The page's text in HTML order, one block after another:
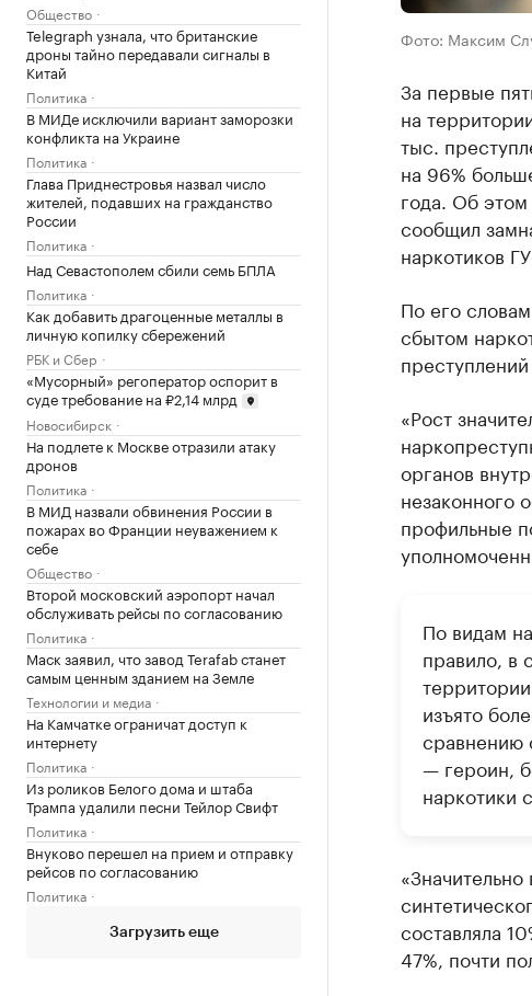
Общество
Telegraph узнала, что британские
дроны тайно передавали сигналы в
Китай
Политика
В МИДе исключили вариант заморозки
конфликта на Украине
Политика
Глава Приднестровья назвал число
жителей, подавших на гражданство
России
Политика
Над Севастополем сбили семь БПЛА
Политика
Как добавить драгоценные металлы в
личную копилку сбережений
РБК и Сбер
«Мусорный» регоператор оспорит в
суде требование на ₽2,14 млрд
Новосибирск
На подлете к Москве отразили атаку
дронов
Политика
В МИД назвали обвинения России в
пожарах во Франции неуважением к
себе
Общество
Второй московский аэропорт начал
обслуживать рейсы по согласованию
Политика
Маск заявил, что завод Terafab станет
самым ценным зданием на Земле
Технологии и медиа
На Камчатке ограничат доступ к
интернету
Политика
Из роликов Белого дома и штаба
Трампа удалили песни Тейлор Свифт
Политика
Внуково перешел на прием и отправку
рейсов по согласованию
Политика
Загрузить еще
Фото: Максим
За первые
на
тыс.
на 96%
года. Об
сообщил
наркотиков
По его
сбытом
преступлений
«Рост
органов
незаконного
профильные
По видам
правило, в
изъято
сравнению
— героин,
наркотики
составляла
47%, почти